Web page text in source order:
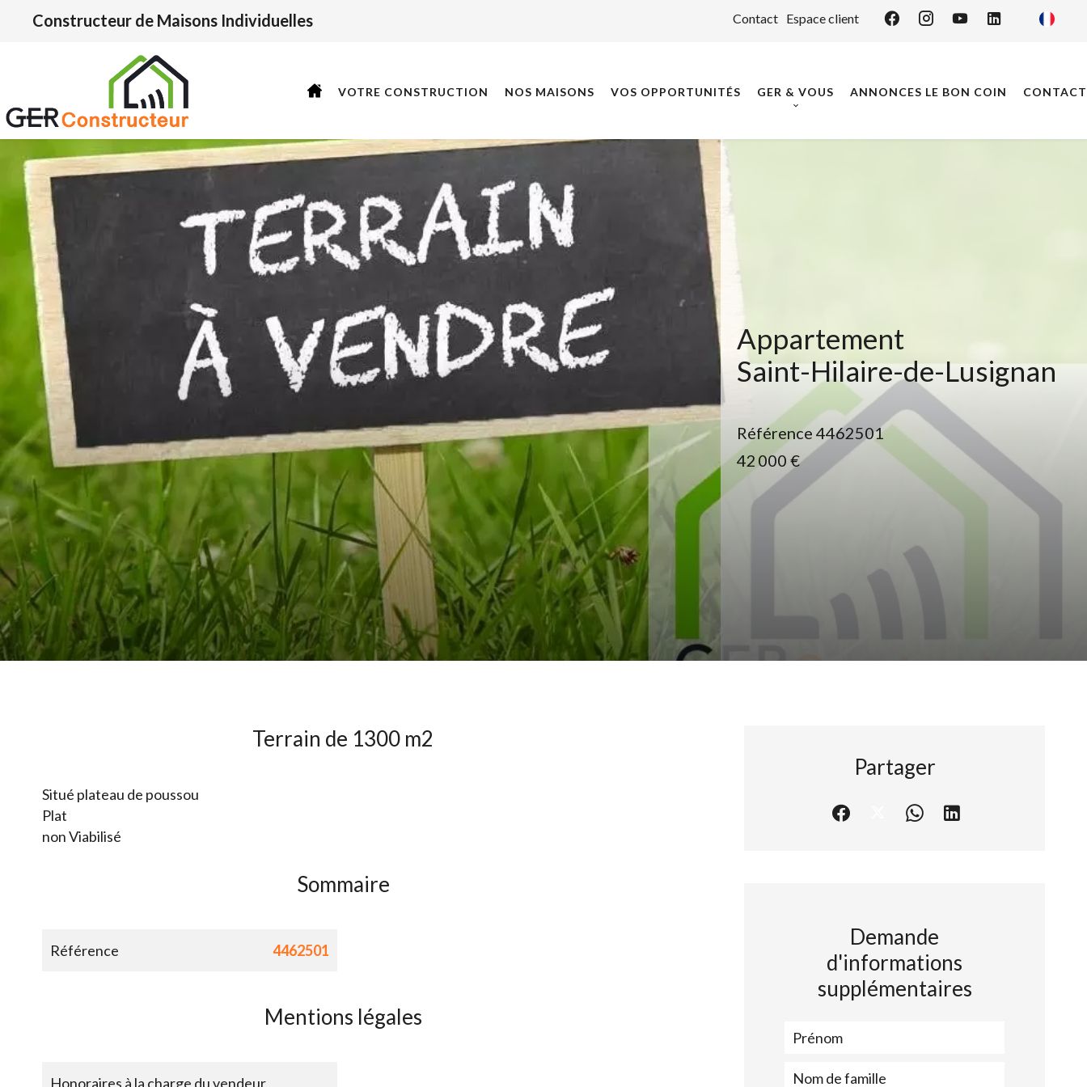
Contact Espace client
Constructeur de Maisons Individuelles
VOTRE CONSTRUCTION NOS MAISONS VOS OPPORTUNITÉS GER & VOUS ANNONCES LE BON COIN CONTACT
Appartement
Saint-Hilaire-de-Lusignan
Référence 4462501
42 000 €
Terrain de 1300 m2
Situé plateau de poussou
Plat
non Viabilisé
Sommaire
Référence 4462501
Mentions légales
Honoraires à la charge du vendeur
Partager
Demande
d'informations
supplémentaires